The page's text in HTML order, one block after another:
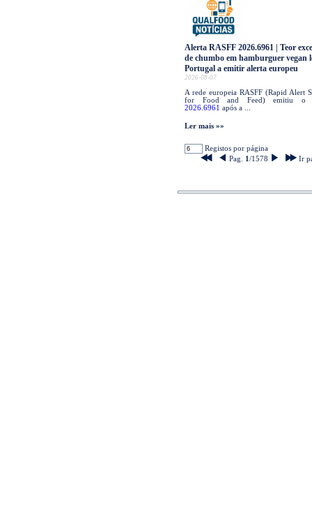
Alerta RASFF 2026.6961 | Teor
de chumbo em hamburguer vegan
Portugal a emitir alerta europeu
2026-08-07
A rede europeia RASFF (Rapid Alert
for Food and Feed) emitiu
2026.6961 após a ...
Ler mais »»
Registos por página
Pag. 1/1578 Ir